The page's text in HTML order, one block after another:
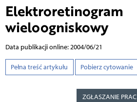
Elektroretinogram
wieloogniskowy
Data publikacji online: 2004/06/21
Pełna treść artykułu Pobierz cytowanie
ZGŁASZANIE PRAC